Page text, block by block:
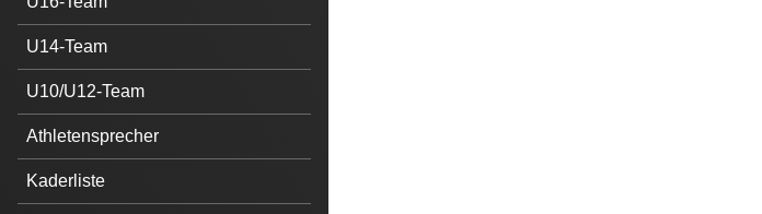
U14-Team
U10/U12-Team
Athletensprecher
Kaderliste